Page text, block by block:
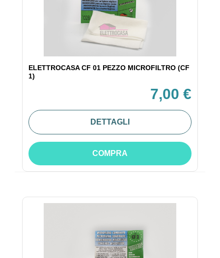
ELETTROCASA CF 01 PEZZO MICROFILTRO (CF
1)
7,00 €
DETTAGLI
COMPRA